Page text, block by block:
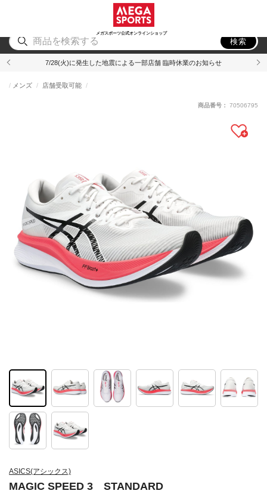
メガスポーツ公式オンラインショップ
アウトドア
検索
7/28(火)に発生した地震による一部店舗 臨時休業のお知らせ
ASICS(アシックス)
MAGIC SPEED 3 STANDARD
メンズ 店舗受取可能
商品番号： 70506795